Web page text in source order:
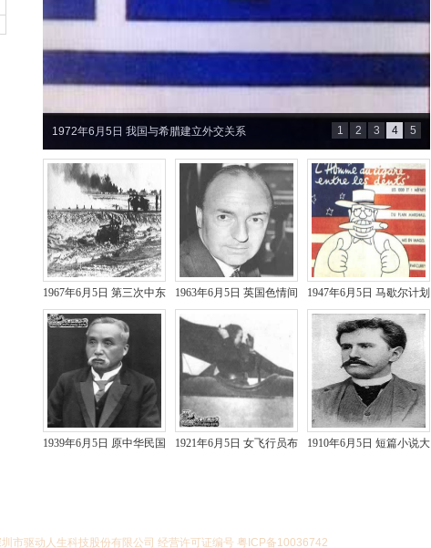
1972年6月5日 我国与希腊建立外交关系 1 2 3 4 5
1967年6月5日 第三次中东
战争爆发
1963年6月5日 英国色情间
1947年6月5日 马歇尔计划
提出
1939年6月5日 原中华民国
1921年6月5日 女飞行员布
1910年6月5日 短篇小说大
市驱动人生科技股份有限公司 经营许可证编号 粤ICP备10036742